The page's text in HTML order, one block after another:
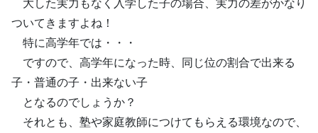
大した実力もなく入学した子の場合、実力の差がかなり
ついてきますよね！
特に高学年では・・・
ですので、高学年になった時、同じ位の割合で出来る
子・普通の子・出来ない子
となるのでしょうか？
それとも、塾や家庭教師につけてもらえる環境なので、